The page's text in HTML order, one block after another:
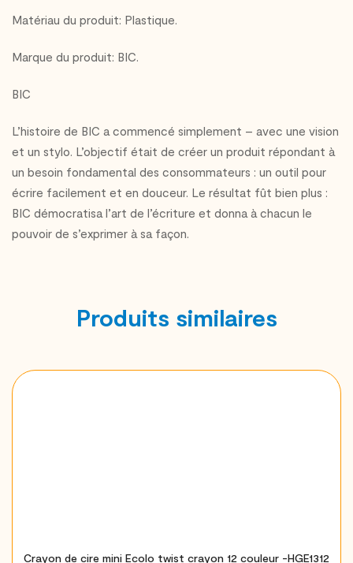
Matériau du produit: Plastique.
Marque du produit: BIC.
BIC
L’histoire de BIC a commencé simplement – avec une vision
et un stylo. L’objectif était de créer un produit répondant à
un besoin fondamental des consommateurs : un outil pour
écrire facilement et en douceur. Le résultat fût bien plus :
BIC démocratisa l’art de l’écriture et donna à chacun le
pouvoir de s’exprimer à sa façon.
Produits similaires
Crayon de cire mini Ecolo twist crayon 12 couleur -HGE1312